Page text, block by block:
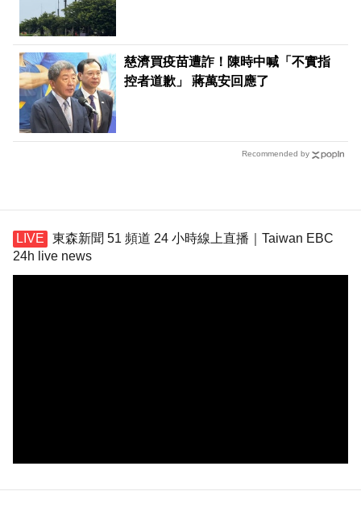
慈濟買疫苗遭詐！陳時中喊「不實指
控者道歉」 蔣萬安回應了
Recommended by
東森新聞 51 頻道 24 小時線上直播｜Taiwan EBC
24h live news